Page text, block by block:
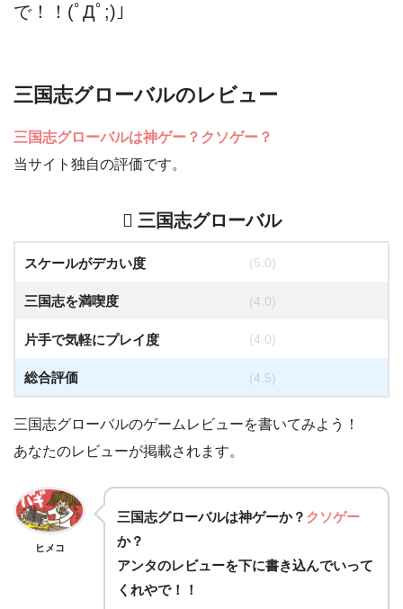
で！！(ﾟДﾟ;)」
三国志グローバルのレビュー
三国志グローバルは神ゲー？クソゲー？
当サイト独自の評価です。
三国志グローバル
スケールがデカい度 (5.0)
三国志を満喫度 (4.0)
片手で気軽にプレイ度 (4.0)
総合評価 (4.5)
三国志グローバルのゲームレビューを書いてみよう！
あなたのレビューが掲載されます。
ヒメコ
三国志グローバルは神ゲーか？ クソゲー
か？
アンタのレビューを下に書き込んでいって
くれやで！！